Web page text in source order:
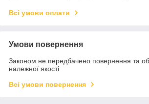
Всі умови оплати
Умови повернення
Законом не передбачено повернення та
належної якості
Всі умови повернення